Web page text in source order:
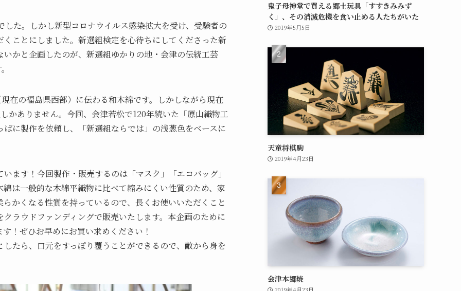
た。しかし新型コロナウイルス感染拡大を受け、受験者の
ことにしました。新選組検定を心待ちにしてくださった新
かと企画したのが、新選組ゆかりの地・会津の伝統工芸
在の福島県西部）に伝わる和木綿です。しかしながら現在
かありません。今回、会津若松で120年続いた「原山織物工
に製作を依頼し、「新選組ならでは」の浅葱色をベースに
ます！今回製作・販売するのは「マスク」「エコバッグ」
は一般的な木綿平織物に比べて縮みにくい性質のため、家
かくなる性質を持っているので、長くお使いいただくこと
ラウドファンディングで販売いたします。本企画のために
！ぜひお早めにお買い求めください！
たら、口元をすっぽり覆うことができるので、敵から身を
鬼子母神堂で買える郷土玩具「すすきみみず
く」、その消滅危機を食い止める人たちがいた
2019年5月5日
天童将棋駒
2019年4月23日
会津本郷焼